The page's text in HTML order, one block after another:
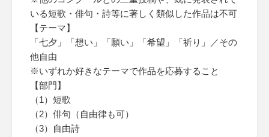
いる短歌・俳句・詩等に著しく類似した作品は不可
【テーマ】
「七夕」「想い」「願い」「希望」「祈り」／その
他自由
※いずれか好きなテーマで作品を応募すること
【部門】
（1）短歌
（2）俳句（自由律も可）
（3）自由詩